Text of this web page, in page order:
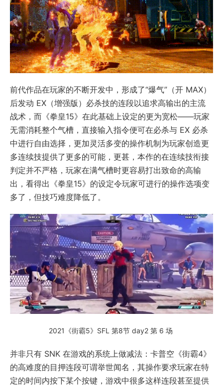
前代作品在玩家的不断开发中，形成了“爆气”（开 MAX）
后发动 EX（增强版）必杀技的连段以追求高输出的主流
战术，而《拳皇15》在此基础上设定的更为宽松——玩家
无需消耗整个气槽，直接输入指令便可在必杀与 EX 必杀
中进行自由选择，更加灵活多变的操作机制为玩家创造更
多连续技提供了更多的可能，更甚，本作的在连续技衔接
判定并不严格，玩家在满气槽时更容易打出致命的高输
出，看得出《拳皇15》的设定令玩家可进行的操作选项变
多了，但技巧难度降低了。
2021《街霸5》SFL 第8节 day2 第 6 场
并非只有 SNK 在游戏的系统上做减法：卡普空《街霸4》
的高难度的目押连段可谓举世闻名，其操作要求玩家在特
定的时间内按下某个按键，游戏中很多这样连段甚至提供